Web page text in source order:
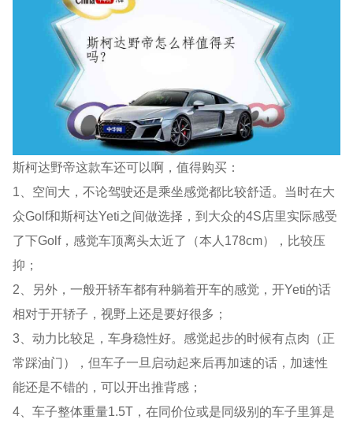
斯柯达野帝这款车还可以啊，值得购买：
1、空间大，不论驾驶还是乘坐感觉都比较舒适。当时在大
众Golf和斯柯达Yeti之间做选择，到大众的4S店里实际感受
了下Golf，感觉车顶离头太近了（本人178cm），比较压
抑；
2、另外，一般开轿车都有种躺着开车的感觉，开Yeti的话
相对于开轿子，视野上还是要好很多；
3、动力比较足，车身稳性好。感觉起步的时候有点肉（正
常踩油门），但车子一旦启动起来后再加速的话，加速性
能还是不错的，可以开出推背感；
4、车子整体重量1.5T，在同价位或是同级别的车子里算是